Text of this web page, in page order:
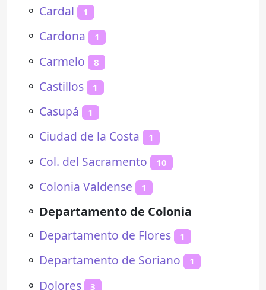
⚬ Cardal 1
⚬ Cardona 1
⚬ Carmelo 8
⚬ Castillos 1
⚬ Casupá 1
⚬ Ciudad de la Costa 1
⚬ Col. del Sacramento 10
⚬ Colonia Valdense 1
⚬ Departamento de Colonia
⚬ Departamento de Flores 1
⚬ Departamento de Soriano 1
⚬ Dolores 3